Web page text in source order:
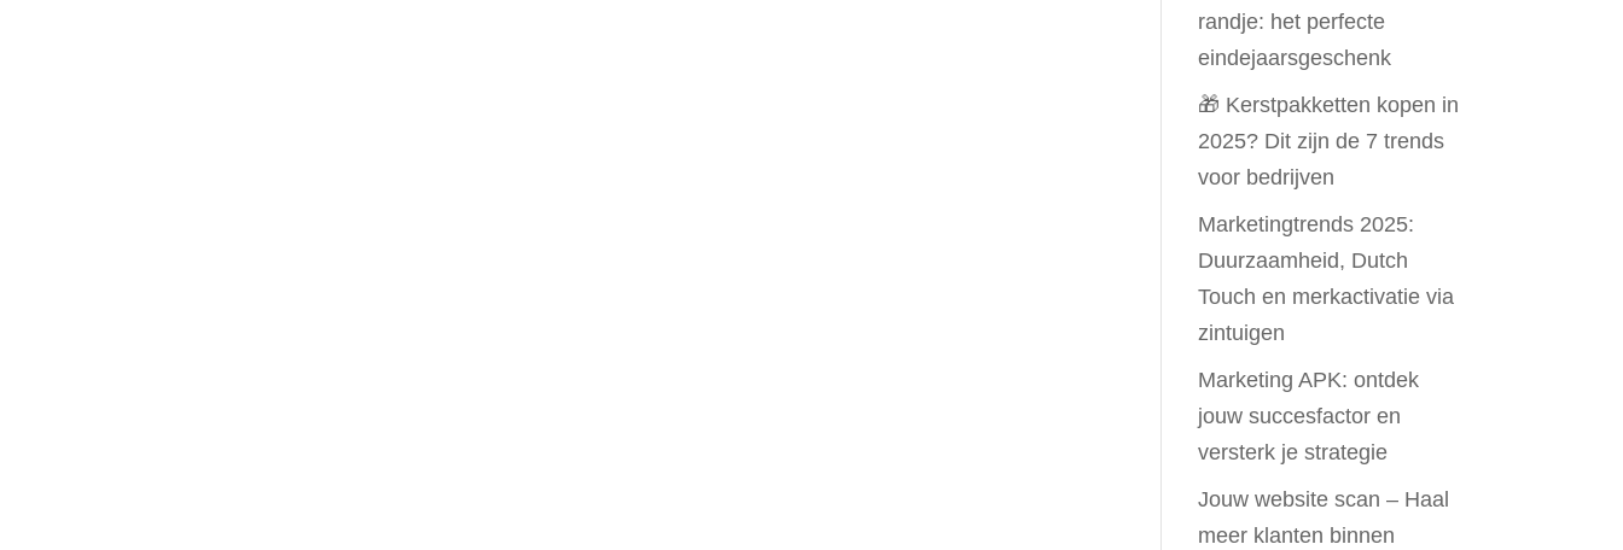
randje: het perfecte
eindejaarsgeschenk
🎁 Kerstpakketten kopen in
2025? Dit zijn de 7 trends
voor bedrijven
Marketingtrends 2025:
Duurzaamheid, Dutch
Touch en merkactivatie via
zintuigen
Marketing APK: ontdek
jouw succesfactor en
versterk je strategie
Jouw website scan – Haal
meer klanten binnen